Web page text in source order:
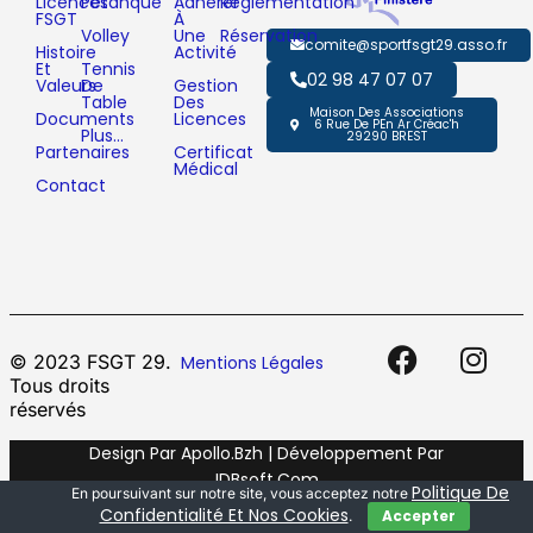
comite@sportfsgt29.asso.fr
02 98 47 07 07
Maison Des Associations
6 Rue De PEn Ar Créac'h
29290 BREST
FSGT
Histoire
Et
Valeurs
Documents
Partenaires
Contact
Volley
Tennis
De
Table
Plus…
À
Une
Activité
Gestion
Des
Licences
Certificat
Médical
Réservation
© 2023 FSGT 29.
Tous droits
réservés
Mentions Légales
Design Par Apollo.bzh | Développement Par
IDBsoft.com
En poursuivant sur notre site, vous acceptez notre Politique De
Confidentialité Et Nos Cookies. Accepter